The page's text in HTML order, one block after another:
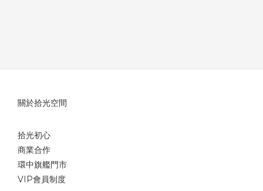
關於拾光空間
拾光初心
商業合作
環中旗艦門市
VIP會員制度